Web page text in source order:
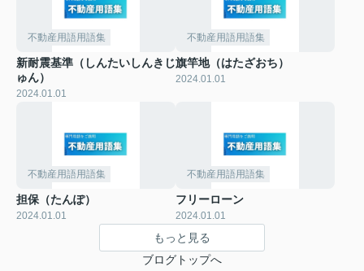
不動産用語用語集
新耐震基準（しんたいしんきじ
ゅん）
2024.01.01
不動産用語用語集
旗竿地（はたざおち）
2024.01.01
不動産用語用語集
担保（たんぽ）
2024.01.01
不動産用語用語集
フリーローン
2024.01.01
もっと見る
ブログトップへ